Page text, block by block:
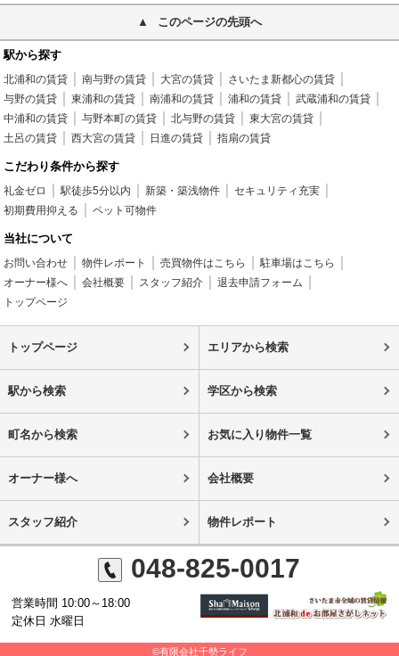
このページの先頭へ
駅から探す
北浦和の賃貸 南与野の賃貸 大宮の賃貸
さいたま新都心の賃貸
与野の賃貸
東浦和の賃貸 南浦和の賃貸 浦和の賃貸
武蔵浦和の賃貸
中浦和の賃貸
与野本町の賃貸 北与野の賃貸
東大宮の賃貸
土呂の賃貸
西大宮の賃貸 日進の賃貸 指扇の賃貸
こだわり条件から探す
礼金ゼロ 駅徒歩5分以内 新築・築浅物件
セキュリティ充実
初期費用抑える
ペット可物件
当社について
お問い合わせ 物件レポート 売買物件はこちら
駐車場はこちら
オーナー様へ
会社概要 スタッフ紹介
退去申請フォーム
トップページ
トップページ エリアから検索
駅から検索 学区から検索
町名から検索 お気に入り物件一覧
オーナー様へ 会社概要
スタッフ紹介 物件レポート
048-825-0017
営業時間 10:00～18:00
定休日 水曜日
©有限会社千勢ライフ